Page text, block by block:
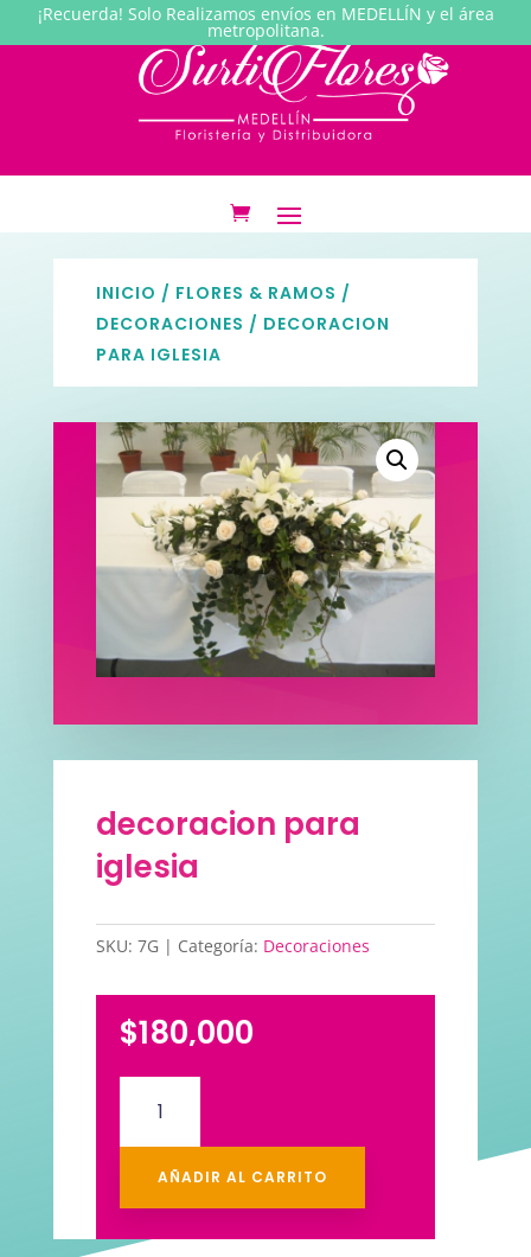
¡Recuerda! Solo Realizamos envíos en MEDELLÍN y el área
metropolitana.
INICIO / FLORES & RAMOS /
DECORACIONES / DECORACION
PARA IGLESIA
decoracion para
iglesia
SKU: 7G Categoría: Decoraciones
$180,000
iglesia
cantidadAÑADIR AL CARRITO